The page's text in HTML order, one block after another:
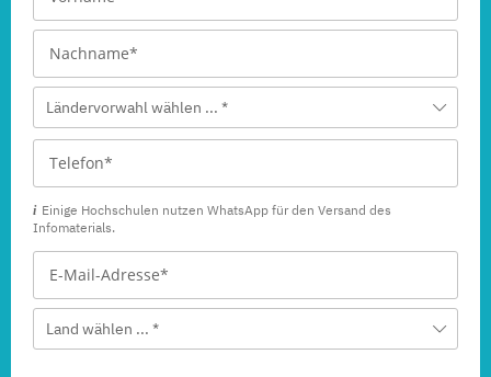
Ländervorwahl wählen ... *
Einige Hochschulen nutzen WhatsApp für den Versand des
Infomaterials.
Land wählen ... *